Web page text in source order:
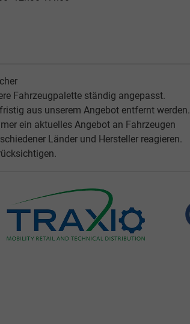
Fahrzeugpalette ständig angepasst.
aus unserem Angebot entfernt werden.
ein aktuelles Angebot an Fahrzeugen
Länder und Hersteller reagieren.